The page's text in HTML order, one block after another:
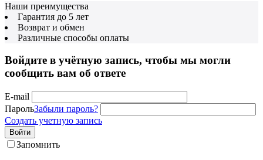
Наши преимущества
Гарантия до 5 лет
Возврат и обмен
Различные способы оплаты
Войдите в учётную запись, чтобы мы могли
сообщить вам об ответе
E-mail
ПарольЗабыли пароль?
Создать учетную запись
Войти
Запомнить